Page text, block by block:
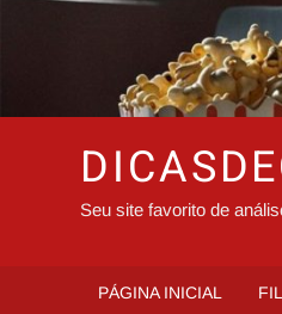
Seu site favorito de
PÁGINA INICIAL